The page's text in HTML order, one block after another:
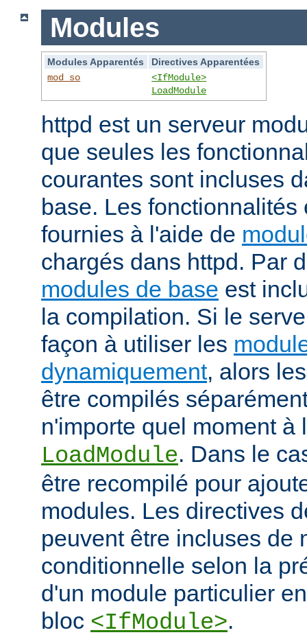
Modules
Modules Apparentés
Directives Apparentées
mod_so
<IfModule>
LoadModule
httpd est un serveur
que seules les
courantes sont incluses
base. Les fonctionnalités
fournies à l'aide de
chargés dans httpd. Par
modules de base est
la compilation. Si le
façon à utiliser les
dynamiquement, alors
être compilés
n'importe quel moment à
LoadModule. Dans le
être recompilé pour
modules. Les directives
peuvent être incluses de
conditionnelle selon la
d'un module particulier
bloc <IfModule>.